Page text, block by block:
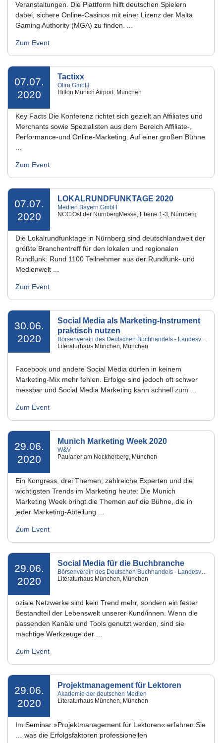
Veranstaltungen. Die Plattform hilft deutschen Spielern
dabei, sichere Online-Casinos mit einer Lizenz der Malta
Gaming Authority (MGA) zu finden. ...
Zum Event
07.07.
2020
Tactixx
Oliro GmbH
Hilton Munich Airport, München
Key Facts Die Konferenz richtet sich gezielt an Affiliates und
Merchants sowie Spezialisten aus dem Bereich Affiliate-,
Performance-und Online-Marketing. Auf einer großen Bühne
Zum Event
07.07.
2020
LOKALRUNDFUNKTAGE 2020
Medien.Bayern GmbH
NCC Ost der NürnbergMesse, Ebene 1-3, Nürnberg
Die Lokalrundfunktage in Nürnberg sind deutschlandweit der
größte Branchentreff für den lokalen und regionalen
Rundfunk: Rund 1100 Teilnehmer aus der Rundfunk- und
Medienwelt ...
Zum Event
30.06.
2020
Social Media als Marketing-Instrument
praktisch nutzen
Börsenverein des Deutschen Buchhandels - Landesverband Bayern e.V.
Literaturhaus München, München
Facebook und andere Social Media dürfen in keinem
Marketing-Mix mehr fehlen. Erfolge sind jedoch oft schwer
messbar und Social Media Marketing kann schnell zum ...
Zum Event
29.06.
2020
Munich Marketing Week 2020
W&V
Paulaner am Nockherberg, München
Ein Kongress, drei Themen, zahlreiche Experten und die
wichtigsten Trends im Marketing heute: Die Munich
Marketing Week bringt die Themen auf die Bühne, die in
jeder Marketing-Abteilung ...
Zum Event
29.06.
2020
Social Media für die Buchbranche
Börsenverein des Deutschen Buchhandels - Landesverband Bayern e.V.
Literaturhaus München, München
oziale Netzwerke sind kein Trend mehr, sondern ein fester
Bestandteil der Lebenswelt unserer Kund/innen. Wenn die
passenden Kanäle und Tools genutzt werden, sind sie
mächtige Werkzeuge der ...
Zum Event
29.06.
2020
Projektmanagement für Lektoren
Akademie der deutschen Medien
Literaturhaus München, München
Im Seminar »Projektmanagement für Lektoren« erfahren Sie
… was die Erfolgsfaktoren professionellen